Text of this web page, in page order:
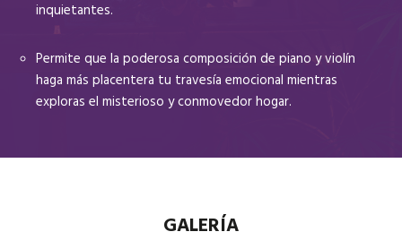
inquietantes.
Permite que la poderosa composición de piano y violín
haga más placentera tu travesía emocional mientras
exploras el misterioso y conmovedor hogar.
GALERÍA